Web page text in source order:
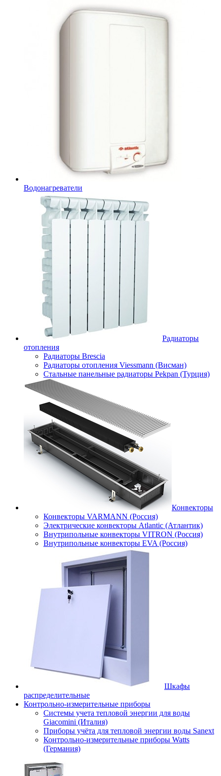
Водонагреватели
Радиаторы
отопления
Радиаторы Brescia
Радиаторы отопления Viessmann (Висман)
Стальные панельные радиаторы Pekpan (Турция)
Конвекторы
Конвекторы VARMANN (Россия)
Электрические конвекторы Atlantic (Атлантик)
Внутрипольные конвекторы VITRON (Россия)
Внутрипольные конвекторы EVA (Россия)
Шкафы
распределительные
Контрольно-измерительные приборы
Системы учета тепловой энергии для воды
Giacomini (Италия)
Приборы учёта для тепловой энергии воды Sanext
Контрольно-измерительные приборы Watts
(Германия)